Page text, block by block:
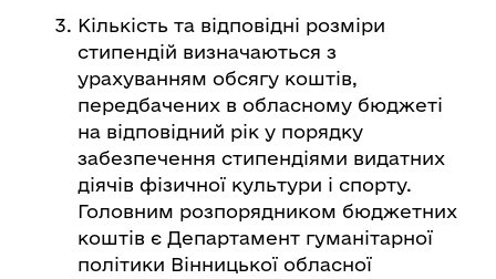
Кількість та відповідні розміри
стипендій визначаються з
урахуванням обсягу коштів,
передбачених в обласному бюджеті
на відповідний рік у порядку
забезпечення стипендіями видатних
діячів фізичної культури і спорту.
Головним розпорядником бюджетних
коштів є Департамент гуманітарної
політики Вінницької обласної